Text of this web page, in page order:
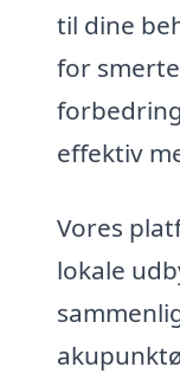
til dine
for
effektiv
Vores
lokale